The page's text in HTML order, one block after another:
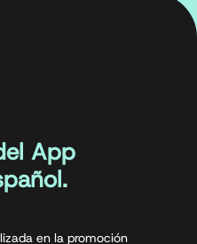
App
en la promoción